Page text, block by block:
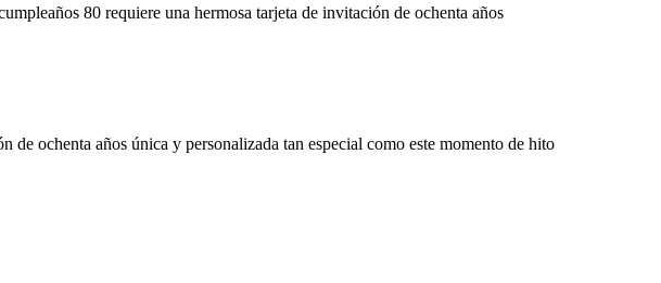
80 requiere una hermosa tarjeta de invitación de ochenta años
ochenta años única y personalizada tan especial como este momento de hito